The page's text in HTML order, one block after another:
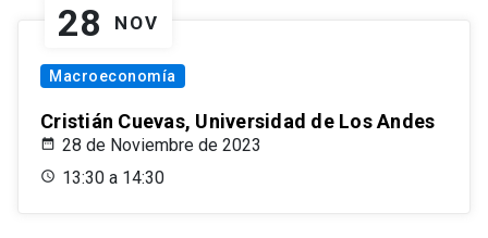
28 NOV
Macroeconomía
Cristián Cuevas, Universidad de Los Andes
28 de Noviembre de 2023
13:30 a 14:30